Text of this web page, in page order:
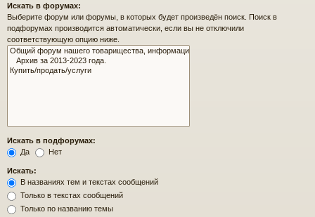
Искать в форумах:
Выберите форум или форумы, в которых будет произведён поиск. Поиск в
подфорумах производится автоматически, если вы не отключили
соответствующую опцию ниже.
Искать в подфорумах:
Да
Нет
Искать:
В названиях тем и текстах сообщений
Только в текстах сообщений
Только по названию темы